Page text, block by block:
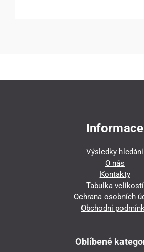
Informace
Výsledky hledání
O nás
Kontakty
Tabulka velikostí
Ochrana osobních
Obchodní
Oblíbené